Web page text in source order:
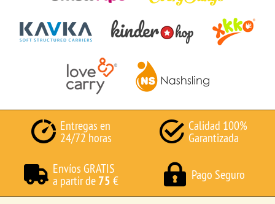
Entregas en
24/72 horas
Calidad 100%
Garantizada
Envíos GRATIS
a partir de 75 € Pago Seguro